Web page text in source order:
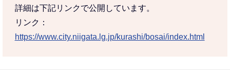
詳細は下記リンクで公開しています。
リンク：
https://www.city.niigata.lg.jp/kurashi/bosai/index.html